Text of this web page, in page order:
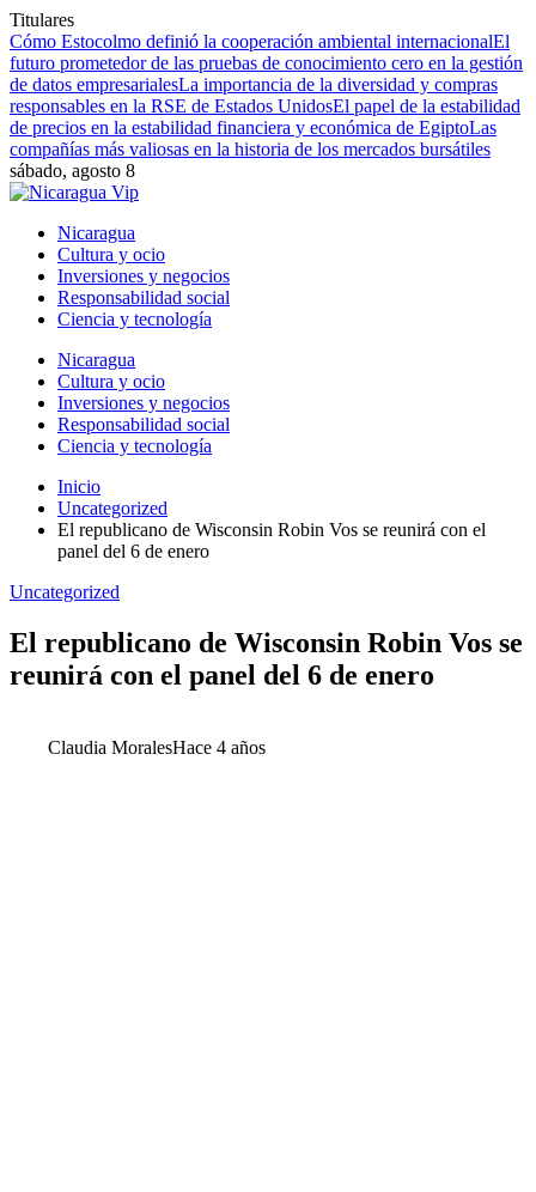
Titulares
Cómo Estocolmo definió la cooperación ambiental internacionalEl
futuro prometedor de las pruebas de conocimiento cero en la gestión
de datos empresarialesLa importancia de la diversidad y compras
responsables en la RSE de Estados UnidosEl papel de la estabilidad
de precios en la estabilidad financiera y económica de EgiptoLas
compañías más valiosas en la historia de los mercados bursátiles
sábado, agosto 8
Nicaragua
Cultura y ocio
Inversiones y negocios
Responsabilidad social
Ciencia y tecnología
Nicaragua
Cultura y ocio
Inversiones y negocios
Responsabilidad social
Ciencia y tecnología
Inicio
Uncategorized
El republicano de Wisconsin Robin Vos se reunirá con el
panel del 6 de enero
Uncategorized
El republicano de Wisconsin Robin Vos se
reunirá con el panel del 6 de enero
Claudia MoralesHace 4 años